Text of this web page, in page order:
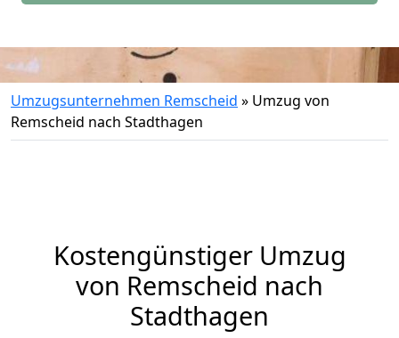
Umzugsunternehmen Remscheid » Umzug von
Remscheid nach Stadthagen
Kostengünstiger Umzug
von Remscheid nach
Stadthagen